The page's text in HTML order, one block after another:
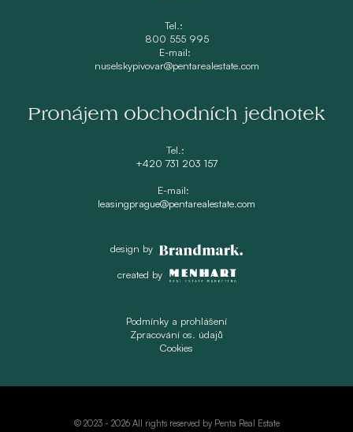
Tel.:
800 555 995
E-mail:
nuselskypivovar@pentarealestate.com
Pronájem obchodních jednotek
Tel.:
+420 731 203 157
E-mail:
leasingprague@pentarealestate.com
design by
created by
Podmínky a prohlášení
Zpracování os. údajů
Cookies
© 2023 - 2026 All rights reserved by Penta Real Estate